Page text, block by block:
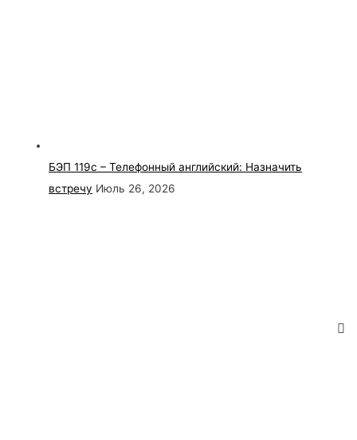
БЭП 119с – Телефонный английский: Назначить
встречу Июль 26, 2026